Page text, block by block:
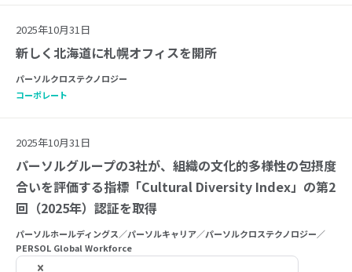
2025年10月31日
新しく北海道に札幌オフィスを開所
パーソルクロステクノロジー
コーポレート
2025年10月31日
パーソルグループの3社が、組織の文化的多様性の包摂度
合いを評価する指標「Cultural Diversity Index」の第2
回（2025年）認証を取得
パーソルホールディングス／パーソルキャリア／パーソルクロステクノロジー／
PERSOL Global Workforce
コーポレート